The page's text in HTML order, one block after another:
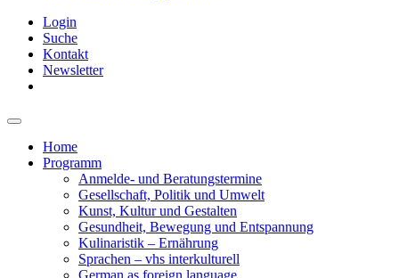
Login
Suche
Kontakt
Newsletter
Home
Programm
Anmelde- und Beratungstermine
Gesellschaft, Politik und Umwelt
Kunst, Kultur und Gestalten
Gesundheit, Bewegung und Entspannung
Kulinaristik – Ernährung
Sprachen – vhs interkulturell
German as foreign language